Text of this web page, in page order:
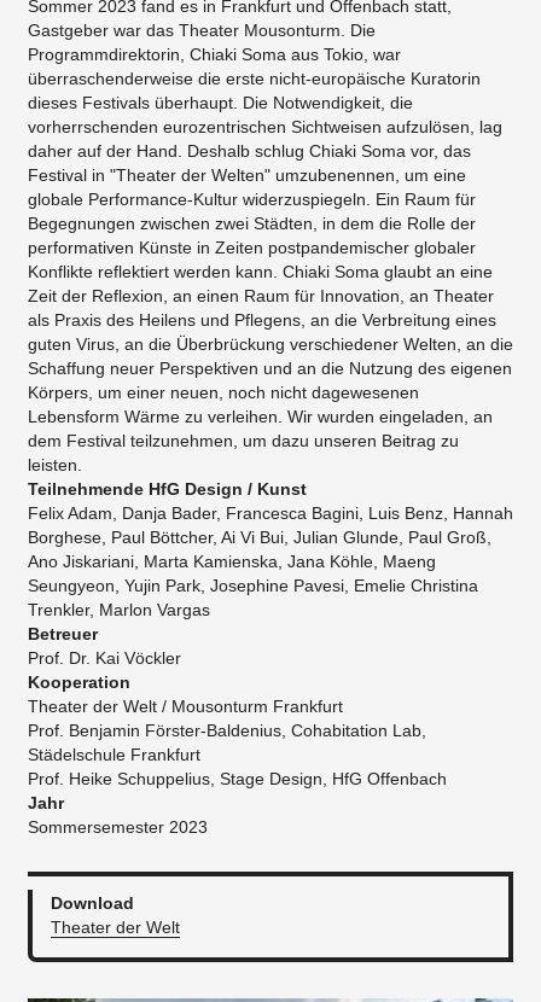
Sommer 2023 fand es in Frankfurt und Offenbach statt,
Gastgeber war das Theater Mousonturm. Die
Programmdirektorin, Chiaki Soma aus Tokio, war
überraschenderweise die erste nicht-europäische Kuratorin
dieses Festivals überhaupt. Die Notwendigkeit, die
vorherrschenden eurozentrischen Sichtweisen aufzulösen, lag
daher auf der Hand. Deshalb schlug Chiaki Soma vor, das
Festival in "Theater der Welten" umzubenennen, um eine
globale Performance-Kultur widerzuspiegeln. Ein Raum für
Begegnungen zwischen zwei Städten, in dem die Rolle der
performativen Künste in Zeiten postpandemischer globaler
Konflikte reflektiert werden kann. Chiaki Soma glaubt an eine
Zeit der Reflexion, an einen Raum für Innovation, an Theater
als Praxis des Heilens und Pflegens, an die Verbreitung eines
guten Virus, an die Überbrückung verschiedener Welten, an die
Schaffung neuer Perspektiven und an die Nutzung des eigenen
Körpers, um einer neuen, noch nicht dagewesenen
Lebensform Wärme zu verleihen. Wir wurden eingeladen, an
dem Festival teilzunehmen, um dazu unseren Beitrag zu
leisten.
Teilnehmende HfG Design / Kunst
Felix Adam, Danja Bader, Francesca Bagini, Luis Benz, Hannah
Borghese, Paul Böttcher, Ai Vi Bui, Julian Glunde, Paul Groß,
Ano Jiskariani, Marta Kamienska, Jana Köhle, Maeng
Seungyeon, Yujin Park, Josephine Pavesi, Emelie Christina
Trenkler, Marlon Vargas
Betreuer
Prof. Dr. Kai Vöckler
Kooperation
Theater der Welt / Mousonturm Frankfurt
Prof. Benjamin Förster-Baldenius, Cohabitation Lab,
Städelschule Frankfurt
Prof. Heike Schuppelius, Stage Design, HfG Offenbach
Jahr
Sommersemester 2023
Download
Theater der Welt